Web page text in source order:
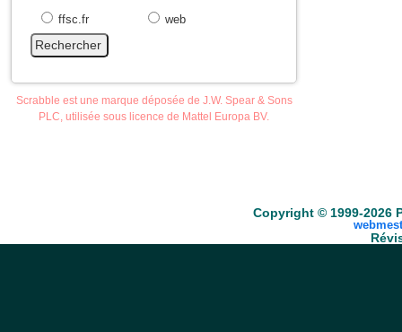
ffsc.fr
web
Scrabble est une marque déposée de J.W. Spear & Sons
PLC, utilisée sous licence de Mattel Europa BV.
Copyright © 1999-2026